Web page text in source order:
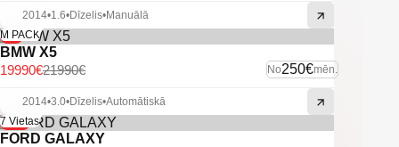
2014•1.6•Dīzelis•Manuālā
-9%
M PACK
BMW X5
No250€mēn.
21990€
19990€
2014•3.0•Dīzelis•Automātiskā
-14%
7 Vietas
FORD GALAXY